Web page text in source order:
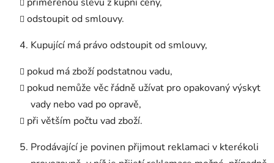
odstoupit od smlouvy.
Kupující má právo odstoupit od smlouvy,
pokud má zboží podstatnou vadu,
pokud nemůže věc řádně užívat pro opakovaný výskyt
vady nebo vad po opravě,
při větším počtu vad zboží.
Prodávající je povinen přijmout reklamaci v kterékoli